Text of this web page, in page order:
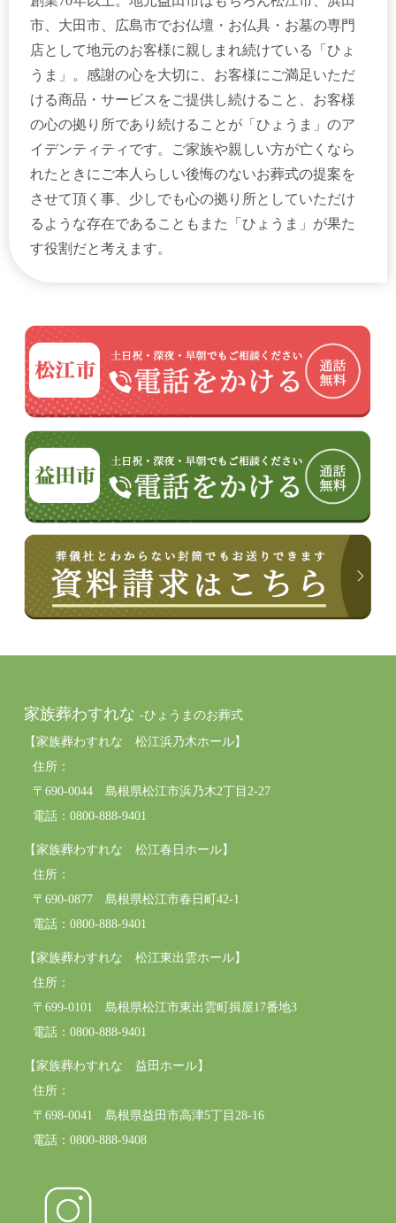
市、大田市、広島市でお仏壇・お仏具・お墓の専門
店として地元のお客様に親しまれ続けている「ひょ
うま」。感謝の心を大切に、お客様にご満足いただ
ける商品・サービスをご提供し続けること、お客様
の心の拠り所であり続けることが「ひょうま」のア
イデンティティです。ご家族や親しい方が亡くなら
れたときにご本人らしい後悔のないお葬式の提案を
させて頂く事、少しでも心の拠り所としていただけ
るような存在であることもまた「ひょうま」が果た
す役割だと考えます。
家族葬わすれな -ひょうまのお葬式
【家族葬わすれな 松江浜乃木ホール】
住所：
〒690-0044 島根県松江市浜乃木2丁目2-27
電話：0800-888-9401
【家族葬わすれな 松江春日ホール】
住所：
〒690-0877 島根県松江市春日町42-1
電話：0800-888-9401
【家族葬わすれな 松江東出雲ホール】
住所：
〒699-0101 島根県松江市東出雲町揖屋17番地3
電話：0800-888-9401
【家族葬わすれな 益田ホール】
住所：
〒698-0041 島根県益田市高津5丁目28-16
電話：0800-888-9408